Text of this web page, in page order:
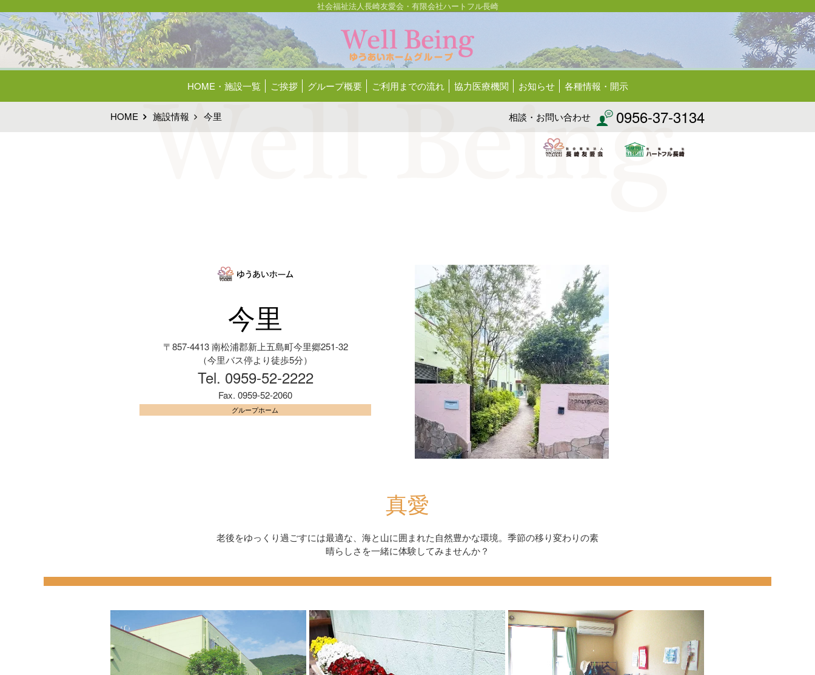
社会福祉法人長崎友愛会・有限会社ハートフル長崎
HOME・施設一覧 ご挨拶 グループ概要 ご利用までの流れ 協力医療機関 お知らせ 各種情報・開示
HOME 施設情報 今里 相談 ・ お問い合わせ 0956-37-3134
今里
〒857-4413 南松浦郡新上五島町今里郷251-32
（今里バス停より徒歩5分）
Tel. 0959-52-2222
Fax. 0959-52-2060
グループホーム
真愛
老後をゆっくり過ごすには最適な、海と山に囲まれた自然豊かな環境。季節の移り変わりの素
晴らしさを一緒に体験してみませんか？